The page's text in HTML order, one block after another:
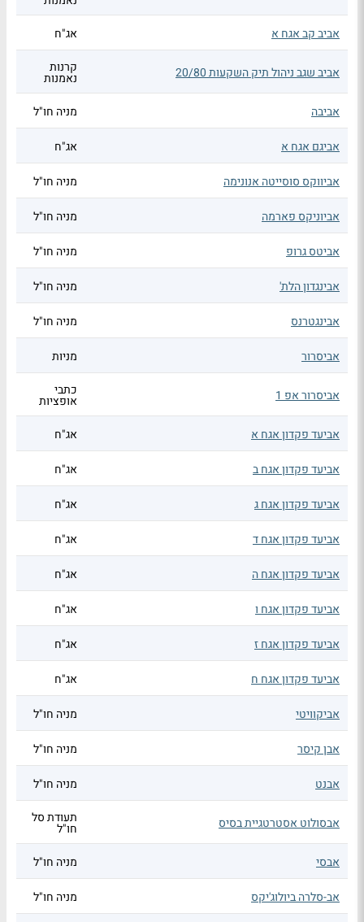
אביב קב אגח א
אג"ח
אביב שגב ניהול תיק השקעות 20/80 קרנות
נאמנות
אביבה
מניה חו"ל
אביגם אגח א אג"ח
אביווקס סוסייטה אנונימה מניה חו"ל
אביוניקס פארמה מניה חו"ל
אביטס גרופ מניה חו"ל
אבינגדון הלת' מניה חו"ל
אבינגטרנס מניה חו"ל
אביסרור מניות
אביסרור אפ 1 כתבי
אופציות
אביעד פקדון אגח א
אג"ח
אביעד פקדון אגח ב אג"ח
אביעד פקדון אגח ג אג"ח
אביעד פקדון אגח ד אג"ח
אביעד פקדון אגח ה אג"ח
אביעד פקדון אגח ו אג"ח
אביעד פקדון אגח ז אג"ח
אביעד פקדון אגח ח אג"ח
אביקוויטי מניה חו"ל
אבן קיסר מניה חו"ל
אבנט מניה חו"ל
אבסולוט אסטרטגיית בסיס תעודת סל
חו"ל
אבסי
מניה חו"ל
אב-סלרה ביולוג'יקס מניה חו"ל